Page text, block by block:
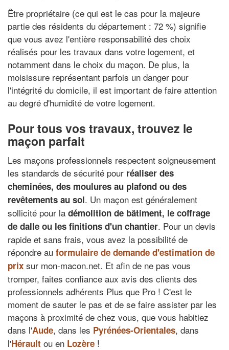
Être propriétaire (ce qui est le cas pour la majeure
partie des résidents du département : 72 %) signifie
que vous avez l'entière responsabilité des choix
réalisés pour les travaux dans votre logement, et
notamment dans le choix du maçon. De plus, la
moisissure représentant parfois un danger pour
l'intégrité du domicile, il est important de faire attention
au degré d'humidité de votre logement.
Pour tous vos travaux, trouvez le
maçon parfait
Les maçons professionnels respectent soigneusement
les standards de sécurité pour réaliser des
cheminées, des moulures au plafond ou des
revêtements au sol. Un maçon est généralement
sollicité pour la démolition de bâtiment, le coffrage
de dalle ou les finitions d'un chantier. Pour un devis
rapide et sans frais, vous avez la possibilité de
répondre au formulaire de demande d'estimation de
prix sur mon-macon.net. Et afin de ne pas vous
tromper, faites confiance aux avis des clients des
professionnels adhérents Plus que Pro ! C'est le
moment de sauter le pas et de se faire assister par les
maçons à proximité de chez vous, que vous habitiez
dans l'Aude, dans les Pyrénées-Orientales, dans
l'Hérault ou en Lozère !